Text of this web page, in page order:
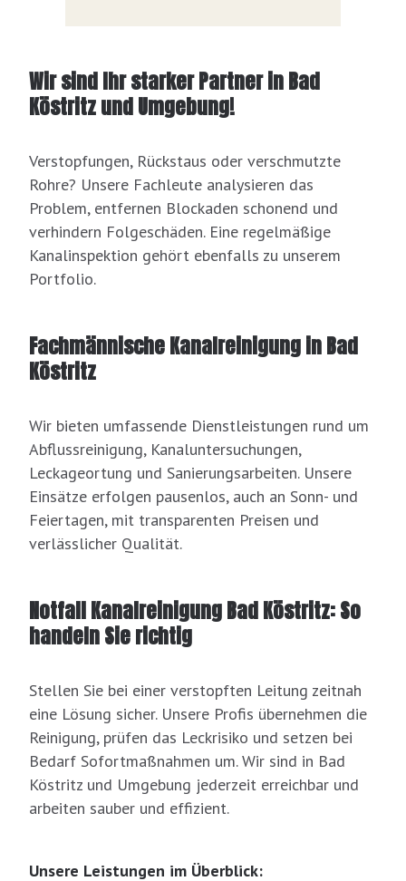
Wir sind Ihr starker Partner in Bad
Köstritz und Umgebung!
Verstopfungen, Rückstaus oder verschmutzte
Rohre? Unsere Fachleute analysieren das
Problem, entfernen Blockaden schonend und
verhindern Folgeschäden. Eine regelmäßige
Kanalinspektion gehört ebenfalls zu unserem
Portfolio.
Fachmännische Kanalreinigung in Bad
Köstritz
Wir bieten umfassende Dienstleistungen rund um
Abflussreinigung, Kanaluntersuchungen,
Leckageortung und Sanierungsarbeiten. Unsere
Einsätze erfolgen pausenlos, auch an Sonn- und
Feiertagen, mit transparenten Preisen und
verlässlicher Qualität.
Notfall Kanalreinigung Bad Köstritz: So
handeln Sie richtig
Stellen Sie bei einer verstopften Leitung zeitnah
eine Lösung sicher. Unsere Profis übernehmen die
Reinigung, prüfen das Leckrisiko und setzen bei
Bedarf Sofortmaßnahmen um. Wir sind in Bad
Köstritz und Umgebung jederzeit erreichbar und
arbeiten sauber und effizient.
Unsere Leistungen im Überblick: